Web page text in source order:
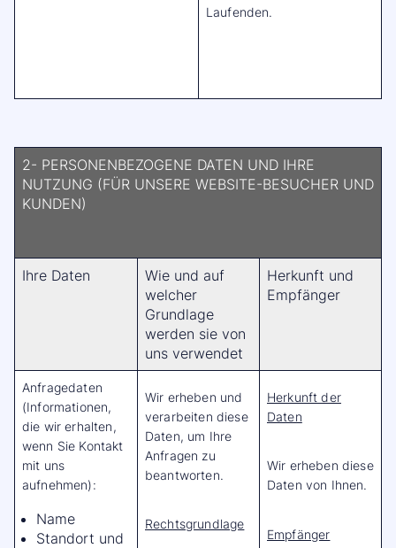
Laufenden.
2- PERSONENBEZOGENE DATEN UND IHRE
NUTZUNG (FÜR UNSERE WEBSITE-BESUCHER UND
KUNDEN)
Ihre Daten
Wie und auf
welcher
Grundlage
werden sie von
uns verwendet
Herkunft und
Empfänger
Anfragedaten
(Informationen,
die wir erhalten,
wenn Sie Kontakt
mit uns
aufnehmen):
Name
Standort und
Wir erheben und
verarbeiten diese
Daten, um Ihre
Anfragen zu
beantworten.
Rechtsgrundlage
Herkunft der
Daten
Wir erheben diese
Daten von Ihnen.
Empfänger